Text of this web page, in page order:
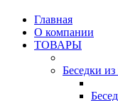
Главная
О компании
ТОВАРЫ
Беседки